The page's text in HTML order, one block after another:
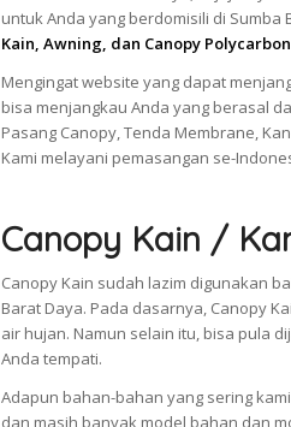
untuk Anda yang berdomisili di Sumba
Kain, Awning, dan Canopy
Mengingat website yang dapat
bisa menjangkau Anda yang berasal
Pasang Canopy, Tenda Membrane,
Kami melayani pemasangan se-
Canopy Kain /
Canopy Kain sudah lazim digunakan
Barat Daya. Pada dasarnya, Canopy
air hujan. Namun selain itu, bisa pula
Anda tempati.
Adapun bahan-bahan yang sering
dan masih banyak model bahan dan